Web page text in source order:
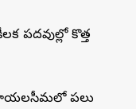
పదవుల్లో కొత్త
రాయలసీమలో పలు